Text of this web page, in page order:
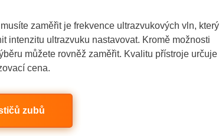
zaměřit je frekvence ultrazvukových vln, který
intenzitu ultrazvuku nastavovat. Kromě možnosti
můžete rovněž zaměřit. Kvalitu přístroje určuje
cena.
zubů